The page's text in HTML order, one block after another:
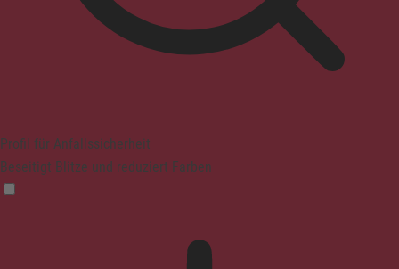
Profil für Anfallssicherheit
Beseitigt Blitze und reduziert Farben